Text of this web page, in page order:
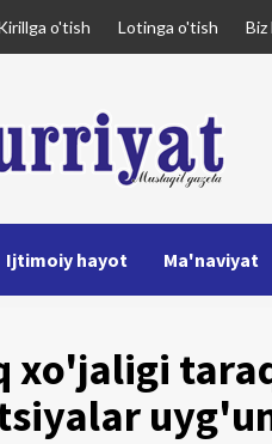
o'tish Lotinga o'tish Biz
Ijtimoiy hayot Ma'naviyat
xo'jaligi